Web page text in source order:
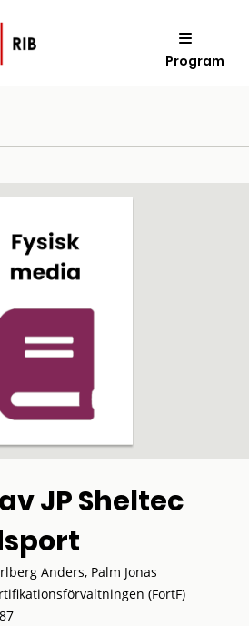
Program
JP Sheltec
Anders, Palm Jonas
(FortF)